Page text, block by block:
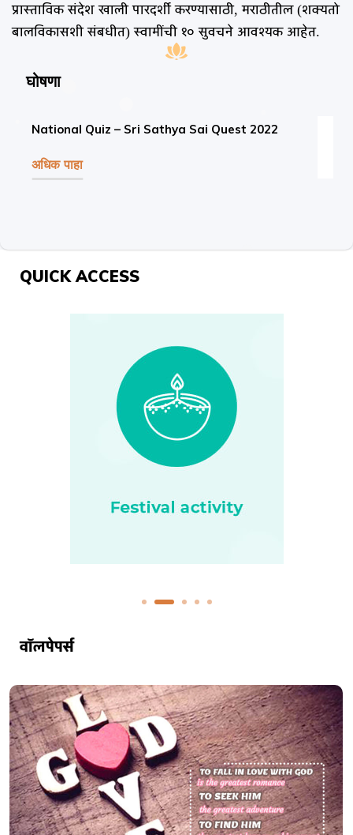
प्रास्ताविक संदेश खाली पारदर्शी करण्यासाठी, मराठीतील (शक्यतो
बालविकासशी संबधीत) स्वामींची १० सुवचने आवश्यक आहेत.
घोषणा
National Quiz – Sri Sathya Sai Quest 2022
अधिक पाहा
QUICK ACCESS
वॉलपेपर्स